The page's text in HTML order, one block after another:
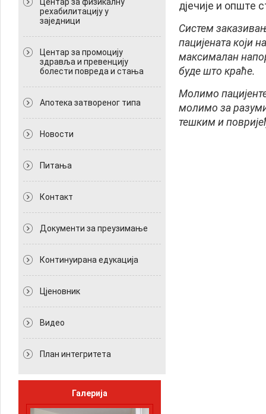
рехабилитацију у
заједници
Центар за промоцију
здравља и превенцију
болести повреда и стања
Апотека затвореног типа
Новости
Питања
Контакт
Документи за преузимање
Континуирана едукација
Цјеновник
Видео
План интегритета
Галерија
дјечије и опште
Систем
пацијената који
максималан
буде што краће.
Молимо
молимо за
тешким и